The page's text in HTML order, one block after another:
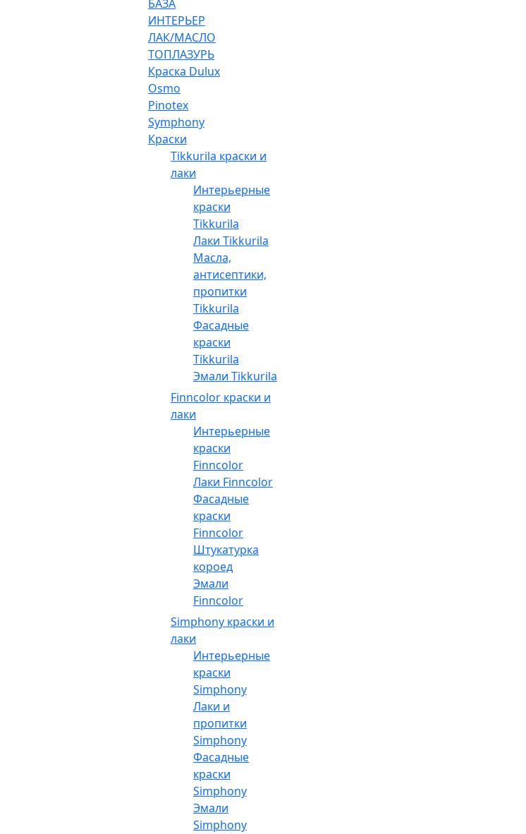
БАЗА
ИНТЕРЬЕР
ЛАК/МАСЛО
ТОПЛАЗУРЬ
Краска Dulux
Osmo
Pinotex
Symphony
Краски
Tikkurila краски и
лаки
Интерьерные
краски
Tikkurila
Лаки Tikkurila
Масла,
антисептики,
пропитки
Tikkurila
Фасадные
краски
Tikkurila
Эмали Tikkurila
Finncolor краски и
лаки
Интерьерные
краски
Finncolor
Лаки Finncolor
Фасадные
краски
Finncolor
Штукатурка
короед
Эмали
Finncolor
Simphony краски и
лаки
Интерьерные
краски
Simphony
Лаки и
пропитки
Simphony
Фасадные
краски
Simphony
Эмали
Simphony